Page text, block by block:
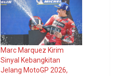
Marc Marquez Kirim
Sinyal Kebangkitan
Jelang MotoGP 2026,